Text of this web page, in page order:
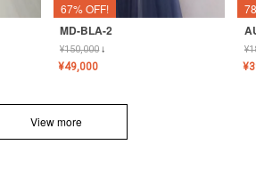
67% OFF!
MD-BLA-2
¥150,000↓
¥49,000
¥
¥
View more